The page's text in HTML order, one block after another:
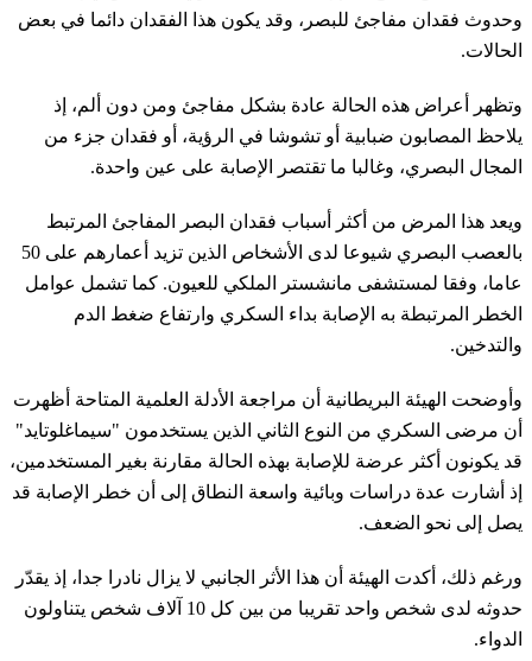
وحدوث فقدان مفاجئ للبصر، وقد يكون هذا الفقدان دائما في بعض
الحالات.
وتظهر أعراض هذه الحالة عادة بشكل مفاجئ ومن دون ألم، إذ
يلاحظ المصابون ضبابية أو تشوشا في الرؤية، أو فقدان جزء من
المجال البصري، وغالبا ما تقتصر الإصابة على عين واحدة.
ويعد هذا المرض من أكثر أسباب فقدان البصر المفاجئ المرتبط
بالعصب البصري شيوعا لدى الأشخاص الذين تزيد أعمارهم على 50
عاما، وفقا لمستشفى مانشستر الملكي للعيون. كما تشمل عوامل
الخطر المرتبطة به الإصابة بداء السكري وارتفاع ضغط الدم
والتدخين.
وأوضحت الهيئة البريطانية أن مراجعة الأدلة العلمية المتاحة أظهرت
أن مرضى السكري من النوع الثاني الذين يستخدمون "سيماغلوتايد"
قد يكونون أكثر عرضة للإصابة بهذه الحالة مقارنة بغير المستخدمين،
إذ أشارت عدة دراسات وبائية واسعة النطاق إلى أن خطر الإصابة قد
يصل إلى نحو الضعف.
ورغم ذلك، أكدت الهيئة أن هذا الأثر الجانبي لا يزال نادرا جدا، إذ يقدّر
حدوثه لدى شخص واحد تقريبا من بين كل 10 آلاف شخص يتناولون
الدواء.